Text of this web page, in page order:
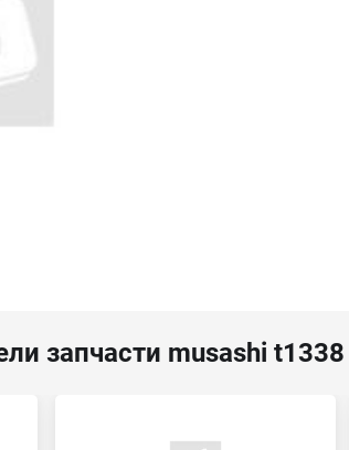
запчасти musashi